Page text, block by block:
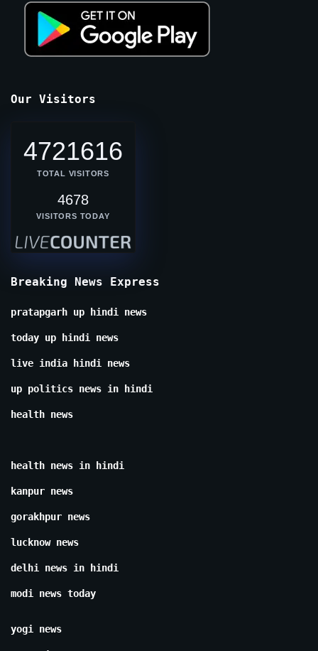
Our Visitors
4721616
TOTAL VISITORS
4678
VISITORS TODAY
Breaking News Express
pratapgarh up hindi news
today up hindi news
live india hindi news
up politics news in hindi
health news
health news in hindi
kanpur news
gorakhpur news
lucknow news
delhi news in hindi
modi news today
yogi news